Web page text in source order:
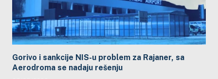
Gorivo i sankcije NIS-u problem za Rajaner, sa
Aerodroma se nadaju rešenju